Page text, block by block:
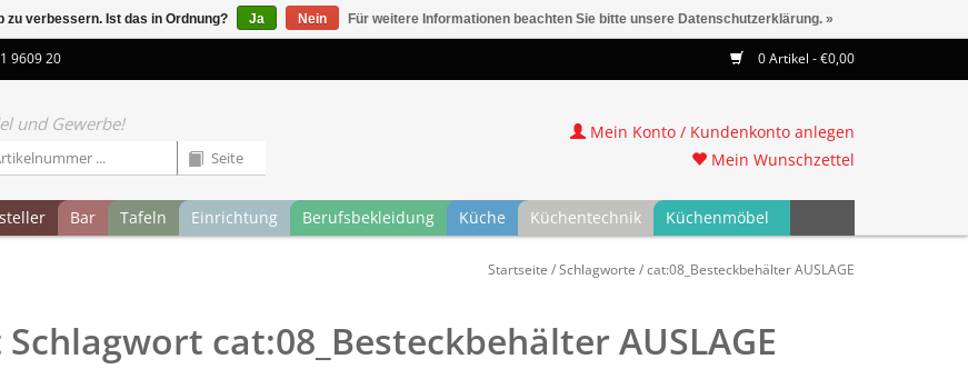
9609 20 0 Artikel - €0,00
und Gewerbe!
Bar Tafeln Einrichtung Berufsbekleidung Küche Küchentechnik Küchenmöbel
Mein Konto / Kundenkonto anlegen
Mein Wunschzettel
Startseite /Schlagworte /cat:08_Besteckbehälter AUSLAGE
cat:08_Besteckbehälter AUSLAGE
zu verbessern. Ist das in Ordnung? Ja Nein Für weitere Informationen beachten Sie bitte unsere Datenschutzerklärung. »